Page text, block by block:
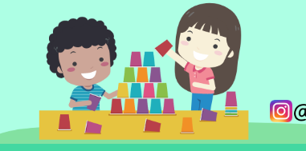
conteúdo
Clécia Teixeira
educação